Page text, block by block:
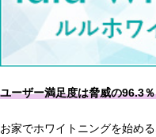
ユーザー満足度は脅威の96.3
お家でホワイトニングを始め